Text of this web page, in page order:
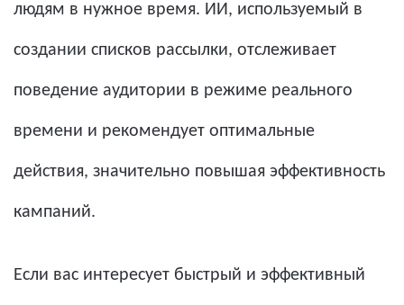
людям в нужное время. ИИ, используемый в
создании списков рассылки, отслеживает
поведение аудитории в режиме реального
времени и рекомендует оптимальные
действия, значительно повышая эффективность
кампаний.
Если вас интересует быстрый и эффективный